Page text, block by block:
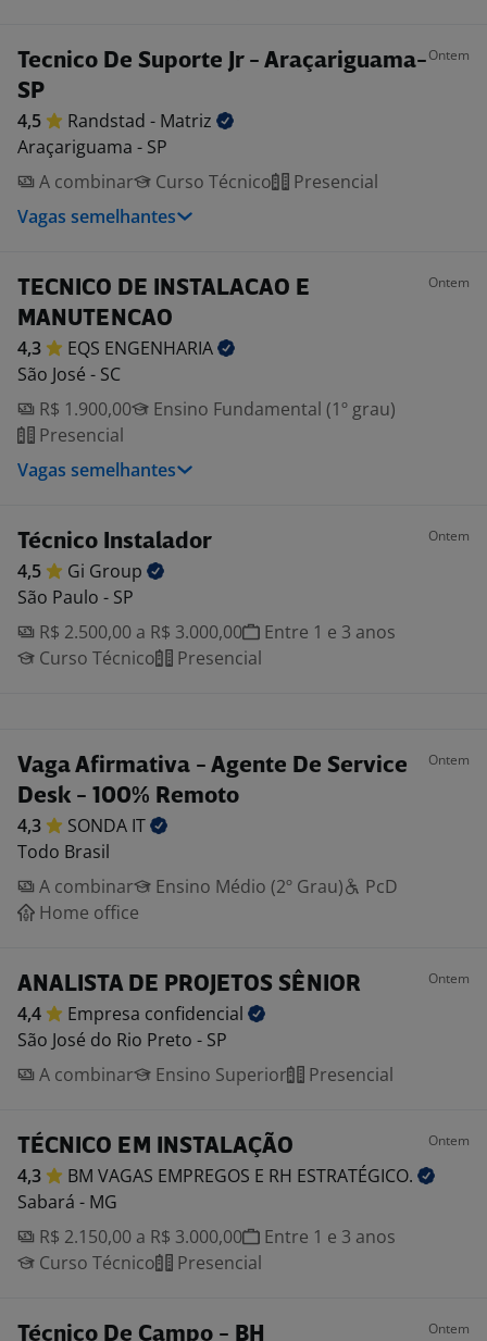
Tecnico De Suporte Jr - Araçariguama-
SP
Ontem
4,5 Randstad - Matriz
Araçariguama - SP
A combinar
Curso Técnico
Presencial
Vagas semelhantes
TECNICO DE INSTALACAO E
MANUTENCAO
Ontem
4,3 EQS ENGENHARIA
São José - SC
R$ 1.900,00
Ensino Fundamental (1º grau)
Presencial
Vagas semelhantes
Técnico Instalador Ontem
4,5 Gi Group
São Paulo - SP
R$ 2.500,00 a R$ 3.000,00
Entre 1 e 3 anos
Curso Técnico
Presencial
Vaga Afirmativa - Agente De Service
Desk - 100% Remoto
Ontem
4,3 SONDA IT
Todo Brasil
A combinar
Ensino Médio (2º Grau)
PcD
Home office
ANALISTA DE PROJETOS SÊNIOR Ontem
4,4 Empresa confidencial
São José do Rio Preto - SP
A combinar
Ensino Superior Presencial
TÉCNICO EM INSTALAÇÃO Ontem
4,3 BM VAGAS EMPREGOS E RH ESTRATÉGICO.
Sabará - MG
R$ 2.150,00 a R$ 3.000,00
Entre 1 e 3 anos
Curso Técnico
Presencial
Técnico De Campo - BH Ontem